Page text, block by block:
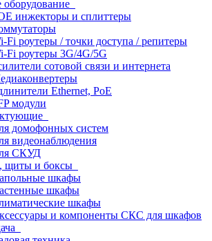
оборудование
инжекторы и сплиттеры
Fi роутеры / точки доступа / репитеры
Fi роутеры 3G/4G/5G
сотовой связи и интернета
Ethernet, PoE
модули
домофонных систем
видеонаблюдения
СКУД
и боксы
шкафы
шкафы
шкафы
и компоненты СКС для шкафов